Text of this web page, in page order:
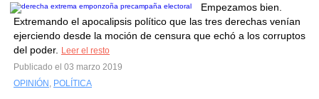
Empezamos bien.
Extremando el apocalipsis político que las tres derechas venían
ejerciendo desde la moción de censura que echó a los corruptos
del poder.
Leer el resto
Publicado el 03 marzo 2019
OPINIÓN , POLÍTICA